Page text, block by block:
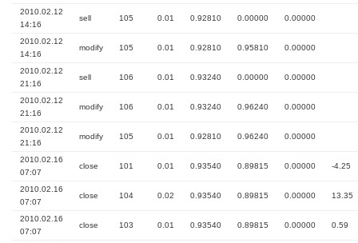
2010.02.12
14:16
sell 105 0.01 0.92810 0.00000 0.00000
2010.02.12
14:16
modify 105 0.01 0.92810 0.95810 0.00000
2010.02.12
21:16
sell 106 0.01 0.93240 0.00000 0.00000
2010.02.12
21:16
modify 106 0.01 0.93240 0.96240 0.00000
2010.02.12
21:16
modify 105 0.01 0.92810 0.96240 0.00000
2010.02.16
07:07
close 101 0.01 0.93540 0.89815 0.00000 -4.25
2010.02.16
07:07
close 104 0.02 0.93540 0.89815 0.00000 13.35
2010.02.16
07:07
close 103 0.01 0.93540 0.89815 0.00000 0.59